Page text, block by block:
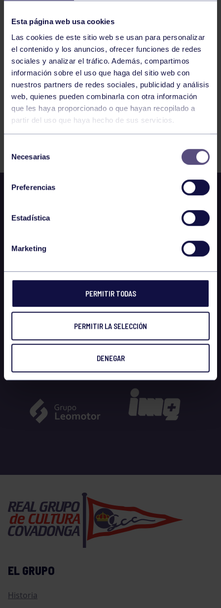
Esta página web usa cookies
Las cookies de este sitio web se usan para personalizar
el contenido y los anuncios, ofrecer funciones de redes
sociales y analizar el tráfico. Además, compartimos
información sobre el uso que haga del sitio web con
nuestros partners de redes sociales, publicidad y análisis
web, quienes pueden combinarla con otra información
que les haya proporcionado o que hayan recopilado a
partir del uso que haya hecho de sus servicios.
Necesarias
Preferencias
Estadística
Marketing
PERMITIR TODAS
PERMITIR LA SELECCIÓN
DENEGAR
13:00h GAF
1ª FASE DE GIMNASIA EN TRAMPOLÍN
4 5 6 7 8 9 10
EL GRUPO
Historia